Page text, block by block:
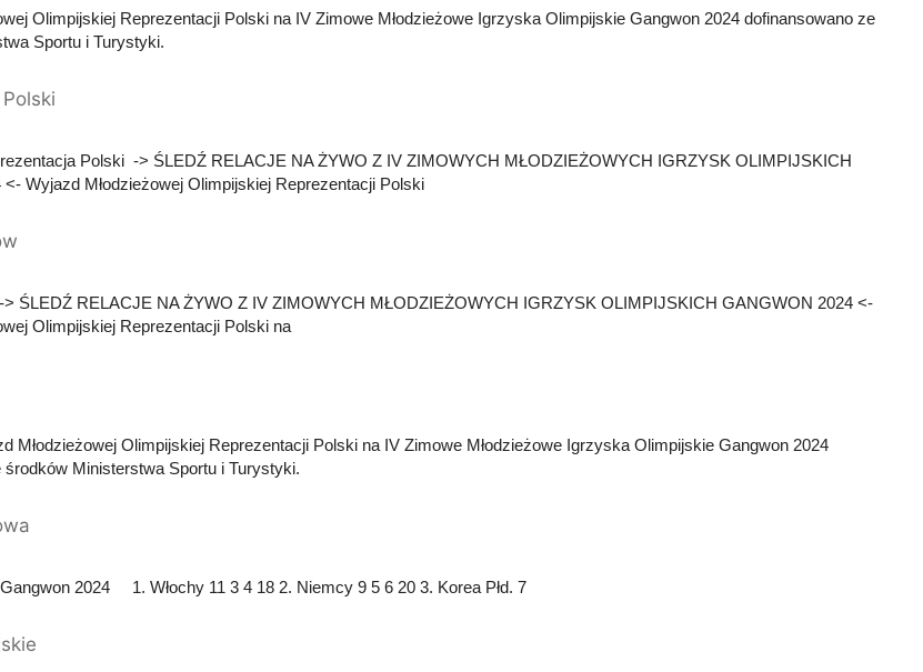
Olimpijskiej Reprezentacji Polski na IV Zimowe Młodzieżowe Igrzyska Olimpijskie Gangwon 2024 dofinansowano ze
Sportu i Turystyki.
Polski -> ŚLEDŹ RELACJE NA ŻYWO Z IV ZIMOWYCH MŁODZIEŻOWYCH IGRZYSK OLIMPIJSKICH
Wyjazd Młodzieżowej Olimpijskiej Reprezentacji Polski
ŚLEDŹ RELACJE NA ŻYWO Z IV ZIMOWYCH MŁODZIEŻOWYCH IGRZYSK OLIMPIJSKICH GANGWON 2024 <-
Olimpijskiej Reprezentacji Polski na
Młodzieżowej Olimpijskiej Reprezentacji Polski na IV Zimowe Młodzieżowe Igrzyska Olimpijskie Gangwon 2024
środków Ministerstwa Sportu i Turystyki.
2024 1. Włochy 11 3 4 18 2. Niemcy 9 5 6 20 3. Korea Płd. 7